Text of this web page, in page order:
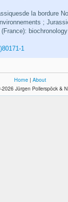
la bordure
;
1
Home | About
Jürgen Pollerspöck &